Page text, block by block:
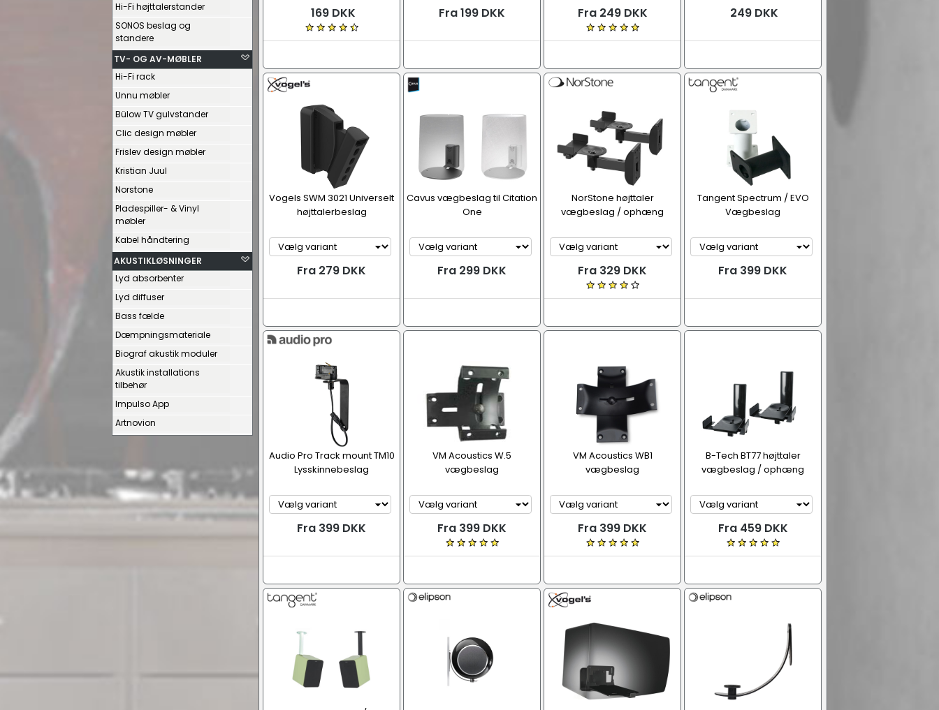
Hi-Fi højttalerstander
SONOS beslag og
standere
TV- OG AV-MØBLER
Hi-Fi rack
Unnu møbler
Bülow TV gulvstander
Clic design møbler
Frislev design møbler
Kristian Juul
Norstone
Pladespiller- & Vinyl
møbler
Kabel håndtering
AKUSTIKLØSNINGER
Lyd absorbenter
Lyd diffuser
Bass fælde
Dæmpningsmateriale
Biograf akustik moduler
Akustik installations
tilbehør
Impulso App
Artnovion
169 DKK Fra 199 DKK Fra 249 DKK 249 DKK
Vogels SWM 3021 Universelt
højttalerbeslag
Fra 279 DKK
Cavus vægbeslag til Citation
One
Fra 299 DKK
NorStone højttaler
vægbeslag / ophæng
Fra 329 DKK
Tangent Spectrum / EVO
Vægbeslag
Fra 399 DKK
Audio Pro Track mount TM10
Lysskinnebeslag
Fra 399 DKK
VM Acoustics W.5
vægbeslag
Fra 399 DKK
VM Acoustics WB1
vægbeslag
Fra 399 DKK
B-Tech BT77 højttaler
vægbeslag / ophæng
Fra 459 DKK